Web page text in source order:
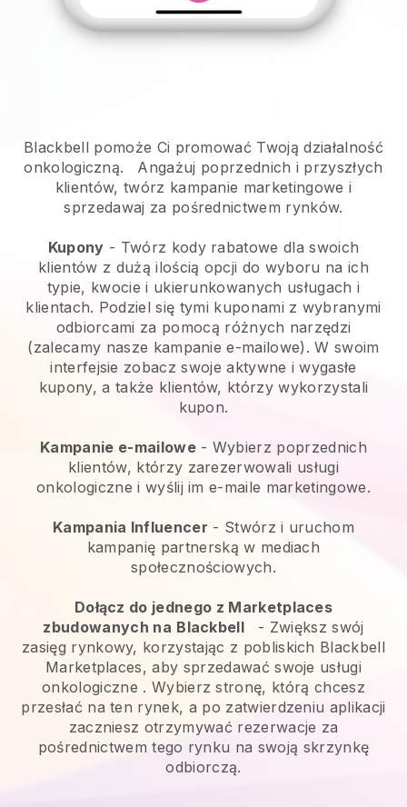
Blackbell pomoże Ci promować Twoją działalność
onkologiczną.
Angażuj poprzednich i przyszłych
klientów, twórz kampanie marketingowe i
sprzedawaj za pośrednictwem rynków.
Kupony - Twórz kody rabatowe dla swoich
klientów z dużą ilością opcji do wyboru na ich
typie, kwocie i ukierunkowanych usługach i
klientach. Podziel się tymi kuponami z wybranymi
odbiorcami za pomocą różnych narzędzi
(zalecamy nasze kampanie e-mailowe). W swoim
interfejsie zobacz swoje aktywne i wygasłe
kupony, a także klientów, którzy wykorzystali
kupon.
Kampanie e-mailowe- Wybierz poprzednich
klientów, którzy zarezerwowali usługi
onkologiczne i wyślij im e-maile marketingowe.
Kampania Influencer - Stwórz i uruchom
kampanię partnerską w mediach
społecznościowych.
Dołącz do jednego z Marketplaces
zbudowanych na Blackbell - Zwiększ swój
zasięg rynkowy, korzystając z pobliskich Blackbell
Marketplaces, aby sprzedawać swoje usługi
onkologiczne . Wybierz stronę, którą chcesz
przesłać na ten rynek, a po zatwierdzeniu aplikacji
zaczniesz otrzymywać rezerwacje za
pośrednictwem tego rynku na swoją skrzynkę
odbiorczą.